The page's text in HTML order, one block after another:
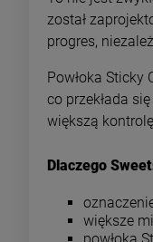
został
progres,
Powłoka Sticky
co przekłada
większą
Dlaczego
większe